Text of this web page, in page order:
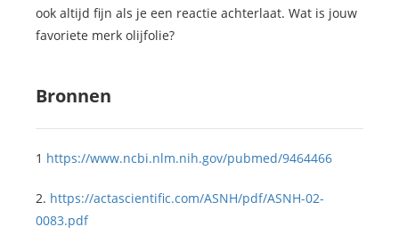
ook altijd fijn als je een reactie achterlaat. Wat is jouw
favoriete merk olijfolie?
Bronnen
1 https://www.ncbi.nlm.nih.gov/pubmed/9464466
2. https://actascientific.com/ASNH/pdf/ASNH-02-
0083.pdf